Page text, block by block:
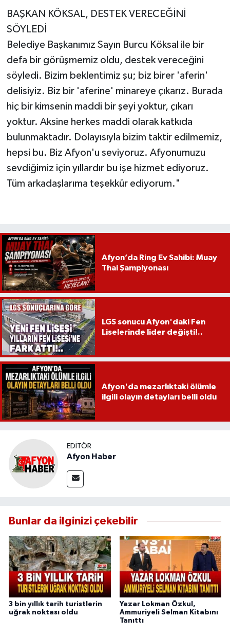
BAŞKAN KÖKSAL, DESTEK VERECEĞİNİ
SÖYLEDİ
Belediye Başkanımız Sayın Burcu Köksal ile bir
defa bir görüşmemiz oldu, destek vereceğini
söyledi. Bizim beklentimiz şu; biz birer 'aferin'
delisiyiz. Biz bir 'aferine' minareye çıkarız. Burada
hiç bir kimsenin maddi bir şeyi yoktur, çıkarı
yoktur. Aksine herkes maddi olarak katkıda
bulunmaktadır. Dolayısıyla bizim taktir edilmemiz,
hepsi bu. Biz Afyon'u seviyoruz. Afyonumuzu
sevdiğimiz için yıllardır bu işe hizmet ediyoruz.
Tüm arkadaşlarıma teşekkür ediyorum."
Afyon’da Ring Ev Sahibi: Muay
Thai Şampiyonası
LGS sonucu Afyon'daki Fen
Liselerinde lider değişti!..
Afyon'da mezarlıktaki ölümle
ilgili olayın detayları belli oldu
EDITÖR
Afyon Haber
Bunlar da ilginizi çekebilir
3 bin yıllık tarih turistlerin
uğrak noktası oldu
Yazar Lokman Özkul,
Ammuriyeli Selman Kitabını
Tanıttı